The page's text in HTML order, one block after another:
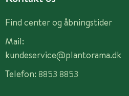
Find center og åbningstider
Mail:
kundeservice@plantorama.dk
Telefon: 8853 8853